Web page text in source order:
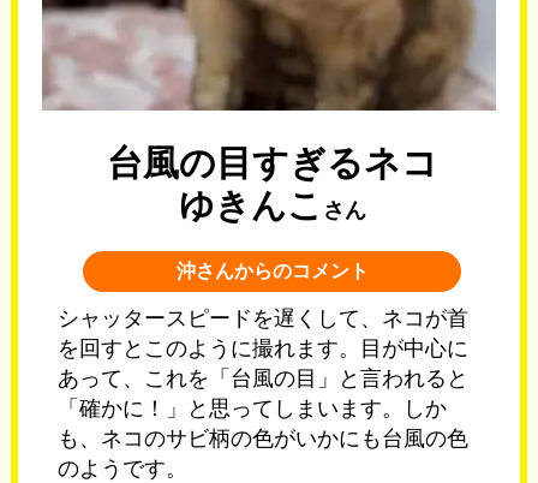
台風の目すぎるネコ
ゆきんこ さん
沖さんからのコメント
シャッタースピードを遅くして、ネコが首
を回すとこのように撮れます。目が中心に
あって、これを「台風の目」と言われると
「確かに！」と思ってしまいます。しか
も、ネコのサビ柄の色がいかにも台風の色
のようです。